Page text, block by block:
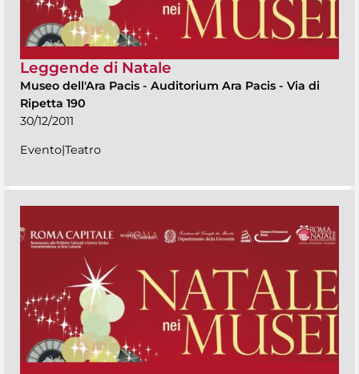
Leggende di Natale
Museo dell'Ara Pacis - Auditorium Ara Pacis - Via di
Ripetta 190
30/12/2011
Evento|Teatro